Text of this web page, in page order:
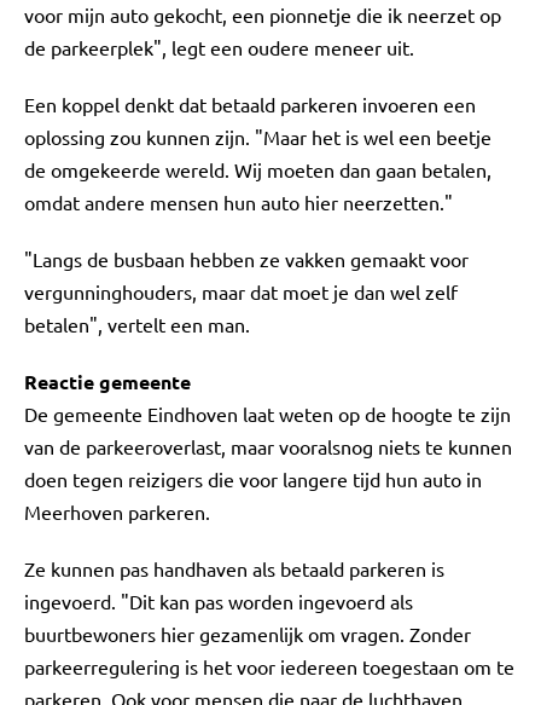
voor mijn auto gekocht, een pionnetje die ik neerzet op
de parkeerplek", legt een oudere meneer uit.
Een koppel denkt dat betaald parkeren invoeren een
oplossing zou kunnen zijn. "Maar het is wel een beetje
de omgekeerde wereld. Wij moeten dan gaan betalen,
omdat andere mensen hun auto hier neerzetten."
"Langs de busbaan hebben ze vakken gemaakt voor
vergunninghouders, maar dat moet je dan wel zelf
betalen", vertelt een man.
Reactie gemeente
De gemeente Eindhoven laat weten op de hoogte te zijn
van de parkeeroverlast, maar vooralsnog niets te kunnen
doen tegen reizigers die voor langere tijd hun auto in
Meerhoven parkeren.
Ze kunnen pas handhaven als betaald parkeren is
ingevoerd. "Dit kan pas worden ingevoerd als
buurtbewoners hier gezamenlijk om vragen. Zonder
parkeerregulering is het voor iedereen toegestaan om te
parkeren. Ook voor mensen die naar de luchthaven